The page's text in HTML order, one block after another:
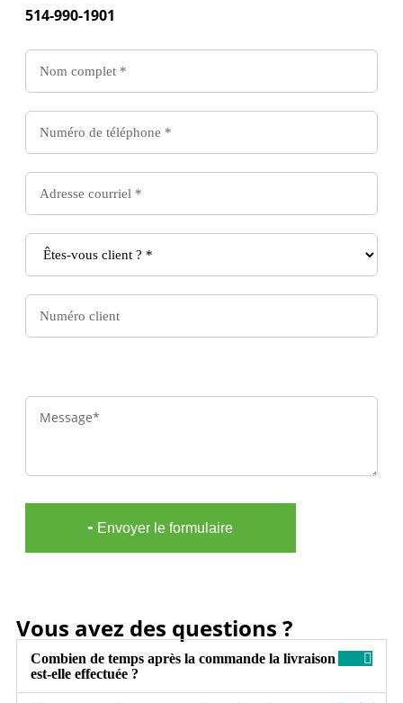
514-990-1901
Contactez-
nous
Formulaire
-
Livraison
╸Envoyer le formulaire
Vous avez des questions ?
Combien de temps après la commande la livraison
est-elle effectuée ?